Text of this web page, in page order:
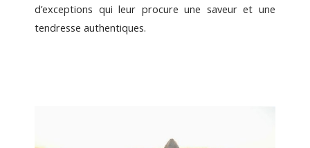
d’exceptions qui leur procure une saveur et une
tendresse authentiques.